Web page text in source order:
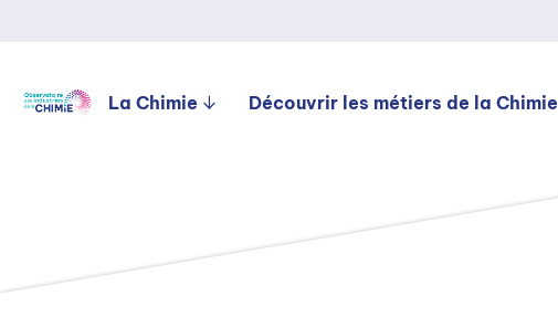
La Chimie Découvrir les métiers de la Chimie